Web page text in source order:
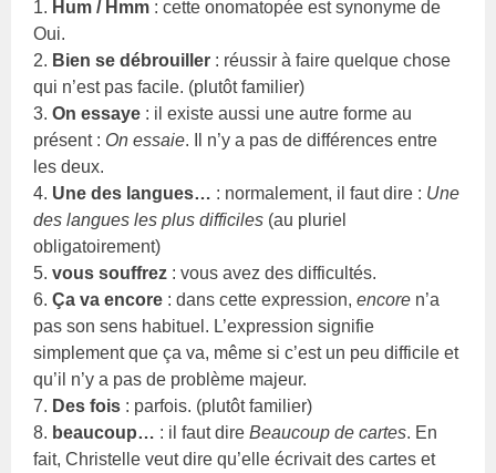
1. Hum / Hmm : cette onomatopée est synonyme de
Oui.
2. Bien se débrouiller : réussir à faire quelque chose
qui n’est pas facile. (plutôt familier)
3.On essaye : il existe aussi une autre forme au
présent : On essaie. Il n’y a pas de différences entre
les deux.
4. Une des langues… : normalement, il faut dire : Une
des langues les plus difficiles (au pluriel
obligatoirement)
5.vous souffrez : vous avez des difficultés.
6.Ça va encore : dans cette expression,encore n’a
pas son sens habituel. L’expression signifie
simplement que ça va, même si c’est un peu difficile et
qu’il n’y a pas de problème majeur.
7. Des fois : parfois. (plutôt familier)
8. beaucoup… : il faut direBeaucoup de cartes. En
fait, Christelle veut dire qu’elle écrivait des cartes et